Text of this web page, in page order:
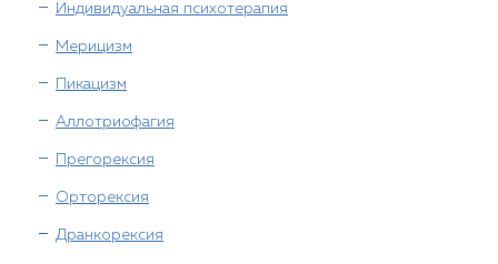
Индивидуальная психотерапия
Мерицизм
Пикацизм
Аллотриофагия
Прегорексия
Орторексия
Дранкорексия